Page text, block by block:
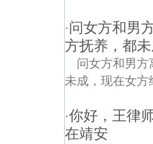
·问女方和男
方抚养，都
问女方和男
未成，现在女
·你好，王律
在靖安